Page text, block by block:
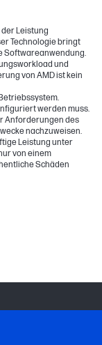
der Leistung
Technologie bringt
Softwareanwendung.
und
von AMD ist kein
werden muss.
Anforderungen des
nachzuweisen.
Leistung unter
von einem
Schäden